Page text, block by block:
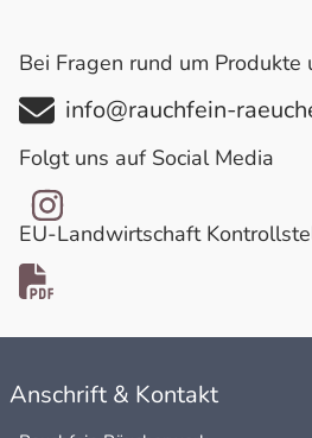
Bei Fragen rund um Produkte
info@rauchfein-
Folgt uns auf Social Media
EU-Landwirtschaft
Anschrift & Kontakt